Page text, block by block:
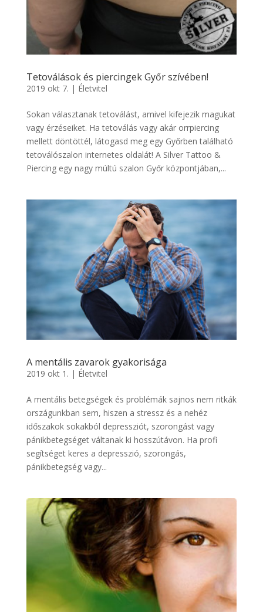
Tetoválások és piercingek Győr szívében!
2019 okt 7. | Életvitel
Sokan választanak tetoválást, amivel kifejezik magukat
vagy érzéseiket. Ha tetoválás vagy akár orrpiercing
mellett döntöttél, látogasd meg egy Győrben található
tetoválószalon internetes oldalát! A Silver Tattoo &
Piercing egy nagy múltú szalon Győr központjában,...
A mentális zavarok gyakorisága
2019 okt 1. | Életvitel
A mentális betegségek és problémák sajnos nem ritkák
országunkban sem, hiszen a stressz és a nehéz
időszakok sokakból depressziót, szorongást vagy
pánikbetegséget váltanak ki hosszútávon. Ha profi
segítséget keres a depresszió, szorongás,
pánikbetegség vagy...